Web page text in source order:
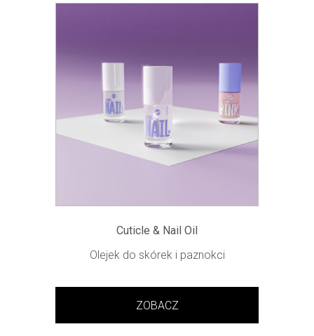
Cuticle & Nail Oil
Olejek do skórek i paznokci
ZOBACZ